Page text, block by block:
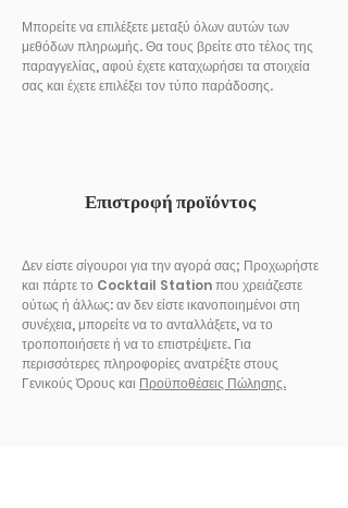
Μπορείτε να επιλέξετε μεταξύ όλων αυτών των
μεθόδων πληρωμής. Θα τους βρείτε στο τέλος της
παραγγελίας, αφού έχετε καταχωρήσει τα στοιχεία
σας και έχετε επιλέξει τον τύπο παράδοσης.
Επιστροφή προϊόντος
Δεν είστε σίγουροι για την αγορά σας; Προχωρήστε
και πάρτε το Cocktail Station που χρειάζεστε
ούτως ή άλλως: αν δεν είστε ικανοποιημένοι στη
συνέχεια, μπορείτε να το ανταλλάξετε, να το
τροποποιήσετε ή να το επιστρέψετε. Για
περισσότερες πληροφορίες ανατρέξτε στους
Γενικούς Όρους και Προϋποθέσεις Πώλησης.